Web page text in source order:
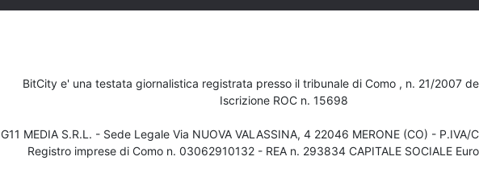
BitCity e' una testata giornalistica registrata presso il tribunale di Como , n. 21/2007
Iscrizione ROC n. 15698
G11 MEDIA S.R.L. - Sede Legale Via NUOVA VALASSINA, 4 22046 MERONE (CO) - P.IVA/
Registro imprese di Como n. 03062910132 - REA n. 293834 CAPITALE SOCIALE